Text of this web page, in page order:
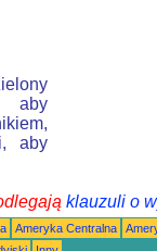
aby
aby
klauzuli o
Ameryka Centralna